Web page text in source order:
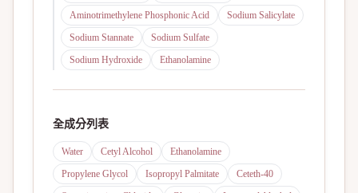
Aminotrimethylene Phosphonic Acid
Sodium Salicylate
Sodium Stannate
Sodium Sulfate
Sodium Hydroxide
Ethanolamine
全成分列表
Water Cetyl Alcohol
Ethanolamine
Propylene Glycol
Isopropyl Palmitate
Ceteth-40